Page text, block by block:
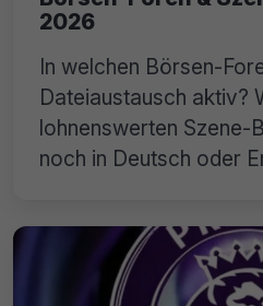
2026
In welchen Börsen-
Dateiaustausch aktiv?
lohnenswerten Szene-
noch in Deutsch oder